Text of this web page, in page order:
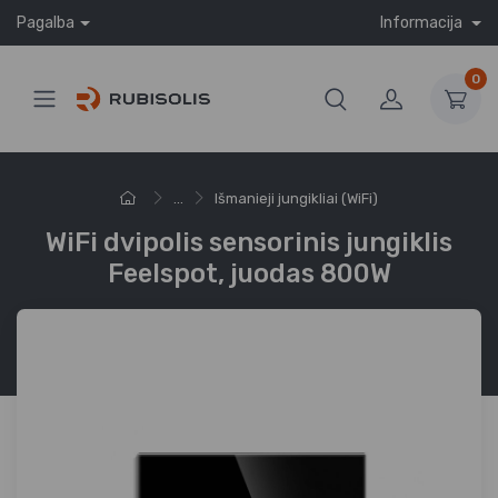
Pagalba Informacija
0
... Išmanieji jungikliai (WiFi)
WiFi dvipolis sensorinis jungiklis
Feelspot, juodas 800W